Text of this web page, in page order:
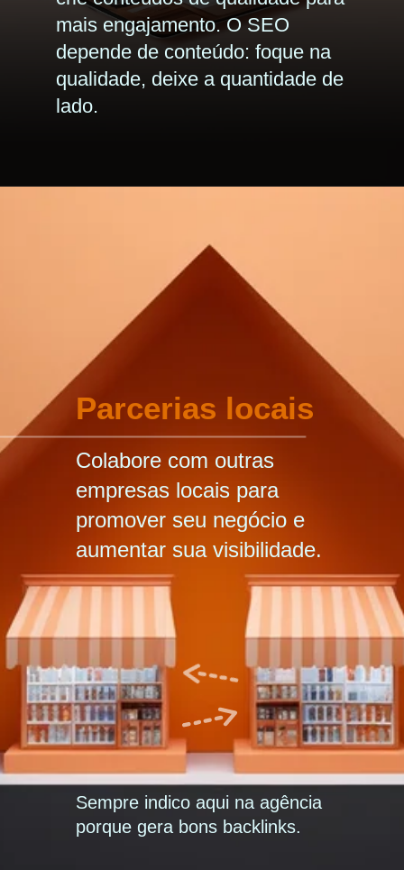
mais engajamento. O SEO
depende de conteúdo: foque na
qualidade, deixe a quantidade de
lado.
Parcerias locais
Colabore com outras
empresas locais para
promover seu negócio e
aumentar sua visibilidade.
Sempre indico aqui na agência
porque gera bons backlinks.